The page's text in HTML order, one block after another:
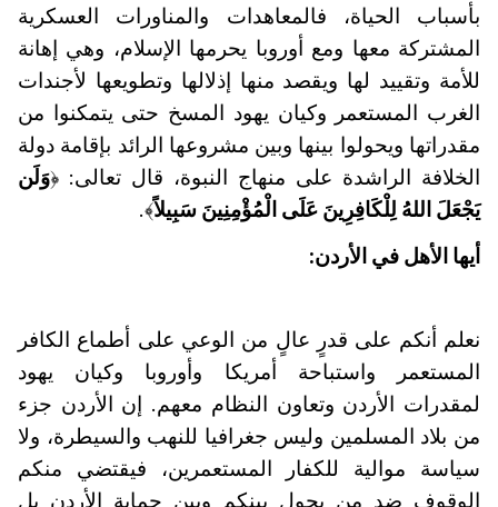
بأسباب الحياة، فالمعاهدات والمناورات العسكرية
المشتركة معها ومع أوروبا يحرمها الإسلام، وهي إهانة
للأمة وتقييد لها ويقصد منها إذلالها وتطويعها لأجندات
الغرب المستعمر وكيان يهود المسخ حتى يتمكنوا من
مقدراتها ويحولوا بينها وبين مشروعها الرائد بإقامة دولة
الخلافة الراشدة على منهاج النبوة، قال تعالى: ﴿وَلَن
يَجْعَلَ اللهُ لِلْكَافِرِينَ عَلَى الْمُؤْمِنِينَ سَبِيلاً﴾.
أيها الأهل في الأردن:
نعلم أنكم على قدرٍ عالٍ من الوعي على أطماع الكافر
المستعمر واستباحة أمريكا وأوروبا وكيان يهود
لمقدرات الأردن وتعاون النظام معهم. إن الأردن جزء
من بلاد المسلمين وليس جغرافيا للنهب والسيطرة، ولا
سياسة موالية للكفار المستعمرين، فيقتضي منكم
الوقوف ضد من يحول بينكم وبين حماية الأردن بل